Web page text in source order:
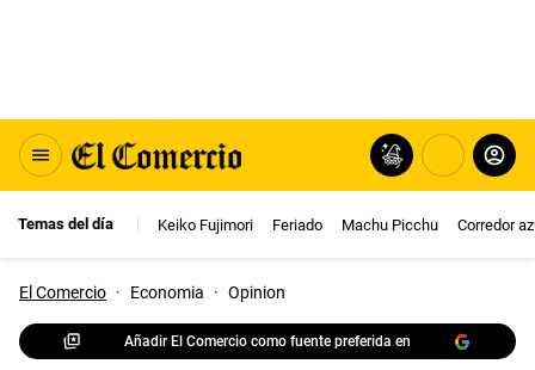
Temas del día Keiko Fujimori Feriado Machu Picchu Corredor
El Comercio · Economia · Opinion
Añadir El Comercio como fuente preferida en